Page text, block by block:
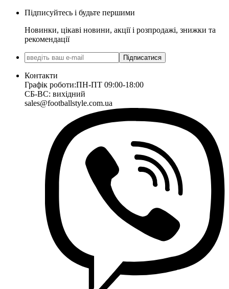
Підписуйтесь і будьте першими
Новинки, цікаві новини, акції і розпродажі, знижки та
рекомендації
Підписатися
Контакти
Графік роботи:ПН-ПТ 09:00-18:00
СБ-ВС: вихідний
sales@footballstyle.com.ua